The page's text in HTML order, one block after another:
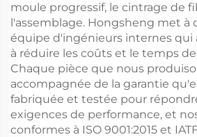
moule progressif, le cintrage de
l'assemblage. Hongsheng met à
équipe d'ingénieurs internes qui
à réduire les coûts et le temps
Chaque pièce que nous
accompagnée de la garantie
fabriquée et testée pour
exigences de performance, et
conformes à ISO 9001:2015 et